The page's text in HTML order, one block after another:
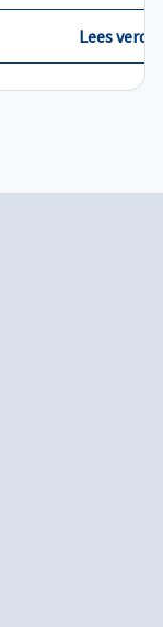
Lees verder